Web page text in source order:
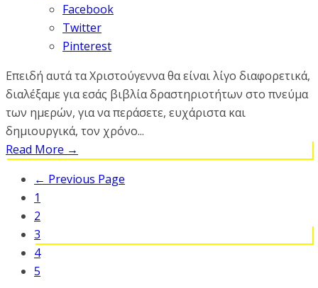
Facebook
Twitter
Pinterest
Επειδή αυτά τα Χριστούγεννα θα είναι λίγο διαφορετικά,
διαλέξαμε για εσάς βιβλία δραστηριοτήτων στο πνεύμα
των ημερών, για να περάσετε, ευχάριστα και
δημιουργικά, τον χρόνο...
Read More →
← Previous Page
1
2
3
4
5